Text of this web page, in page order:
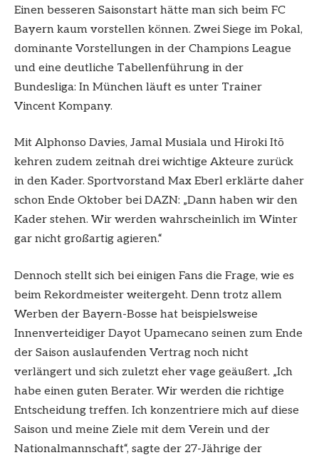
Einen besseren Saisonstart hätte man sich beim FC
Bayern kaum vorstellen können. Zwei Siege im Pokal,
dominante Vorstellungen in der Champions League
und eine deutliche Tabellenführung in der
Bundesliga: In München läuft es unter Trainer
Vincent Kompany.
Mit Alphonso Davies, Jamal Musiala und Hiroki Itō
kehren zudem zeitnah drei wichtige Akteure zurück
in den Kader. Sportvorstand Max Eberl erklärte daher
schon Ende Oktober bei DAZN: „Dann haben wir den
Kader stehen. Wir werden wahrscheinlich im Winter
gar nicht großartig agieren.“
Dennoch stellt sich bei einigen Fans die Frage, wie es
beim Rekordmeister weitergeht. Denn trotz allem
Werben der Bayern-Bosse hat beispielsweise
Innenverteidiger Dayot Upamecano seinen zum Ende
der Saison auslaufenden Vertrag noch nicht
verlängert und sich zuletzt eher vage geäußert. „Ich
habe einen guten Berater. Wir werden die richtige
Entscheidung treffen. Ich konzentriere mich auf diese
Saison und meine Ziele mit dem Verein und der
Nationalmannschaft“, sagte der 27-Jährige der